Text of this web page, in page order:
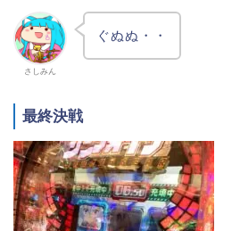
さしみん
ぐぬぬ・・
最終決戦